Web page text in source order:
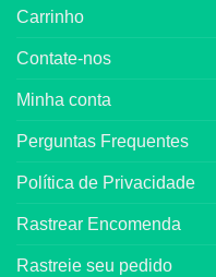
Carrinho
Contate-nos
Minha conta
Perguntas Frequentes
Política de Privacidade
Rastrear Encomenda
Rastreie seu pedido